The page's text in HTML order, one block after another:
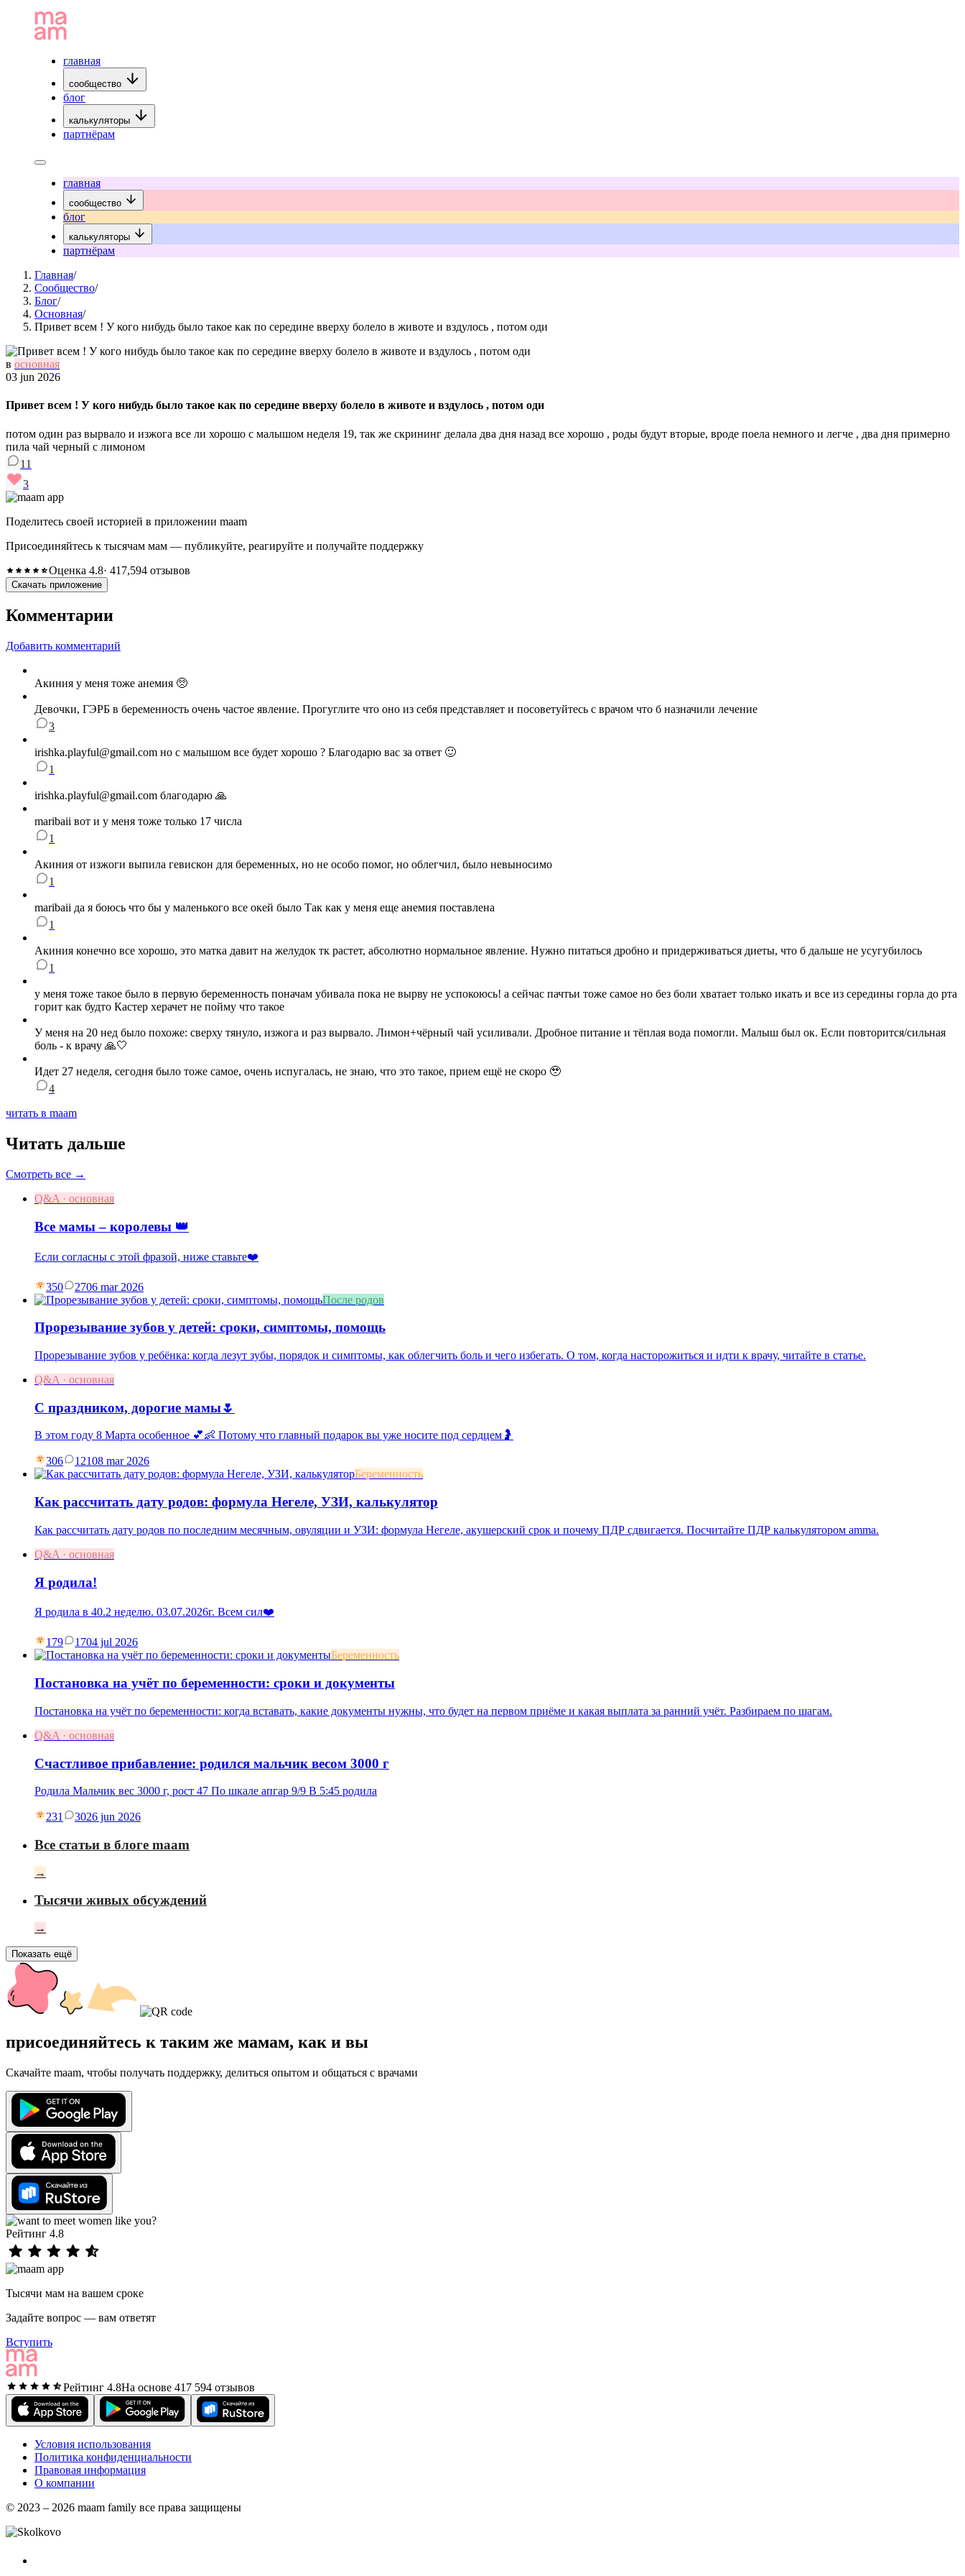
главная
сообщество
блог
калькуляторы
партнёрам
главная
сообщество
блог
калькуляторы
партнёрам
Главная/
Сообщество/
Блог/
Основная/
Привет всем ! У кого нибудь было такое как по середине вверху болело в животе и вздулось , потом оди
в основная
03 jun 2026
Привет всем ! У кого нибудь было такое как по середине вверху болело в животе и вздулось , потом оди
потом один раз вырвало и изжога все ли хорошо с малышом неделя 19, так же скрининг делала два дня назад все хорошо , роды будут вторые, вроде поела немного и легче , два дня примерно
пила чай черный с лимоном
11
3
Поделитесь своей историей в приложении maam
Присоединяйтесь к тысячам мам — публикуйте, реагируйте и получайте поддержку
Оценка 4.8· 417,594 отзывов
Скачать приложение
Комментарии
Добавить комментарий
Акиния у меня тоже анемия 🥺
Девочки, ГЭРБ в беременность очень частое явление. Прогуглите что оно из себя представляет и посоветуйтесь с врачом что б назначили лечение
3
irishka.playful@gmail.com но с малышом все будет хорошо ? Благодарю вас за ответ 🙂
1
irishka.playful@gmail.com благодарю 🙏
maribaii вот и у меня тоже только 17 числа
1
Акиния от изжоги выпила гевискон для беременных, но не особо помог, но облегчил, было невыносимо
1
maribaii да я боюсь что бы у маленького все окей было Так как у меня еще анемия поставлена
1
Акиния конечно все хорошо, это матка давит на желудок тк растет, абсолютно нормальное явление. Нужно питаться дробно и придерживаться диеты, что б дальше не усугубилось
1
у меня тоже такое было в первую беременность поначам убивала пока не вырву не успокоюсь! а сейчас пачтьи тоже самое но без боли хватает только икать и все из середины горла до рта
горит как будто Кастер херачет не пойму что такое
У меня на 20 нед было похоже: сверху тянуло, изжога и раз вырвало. Лимон+чёрный чай усиливали. Дробное питание и тёплая вода помогли. Малыш был ок. Если повторится/сильная
боль - к врачу 🙏🤍
Идет 27 неделя, сегодня было тоже самое, очень испугалась, не знаю, что это такое, прием ещё не скоро 🥹
4
читать в maam
Читать дальше
Смотреть все →
Q&A · основная
Все мамы – королевы 👑
Если согласны с этой фразой, ниже ставьте❤️
350 2706 mar 2026
После родов
Прорезывание зубов у детей: сроки, симптомы, помощь
Прорезывание зубов у ребёнка: когда лезут зубы, порядок и симптомы, как облегчить боль и чего избегать. О том, когда насторожиться и идти к врачу, читайте в статье.
Q&A · основная
С праздником, дорогие мамы🌷
В этом году 8 Марта особенное 💕👶 Потому что главный подарок вы уже носите под сердцем🤰
306 12108 mar 2026
Беременность
Как рассчитать дату родов: формула Негеле, УЗИ, калькулятор
Как рассчитать дату родов по последним месячным, овуляции и УЗИ: формула Негеле, акушерский срок и почему ПДР сдвигается. Посчитайте ПДР калькулятором amma.
Q&A · основная
Я родила!
Я родила в 40.2 неделю. 03.07.2026г. Всем сил❤️
179 1704 jul 2026
Беременность
Постановка на учёт по беременности: сроки и документы
Постановка на учёт по беременности: когда вставать, какие документы нужны, что будет на первом приёме и какая выплата за ранний учёт. Разбираем по шагам.
Q&A · основная
Счастливое прибавление: родился мальчик весом 3000 г
Родила Мальчик вес 3000 г, рост 47 По шкале апгар 9/9 В 5:45 родила
231 3026 jun 2026
Все статьи в блоге maam
→
Тысячи живых обсуждений
→
Показать ещё
присоединяйтесь к таким же мамам, как и вы
Скачайте maam, чтобы получать поддержку, делиться опытом и общаться с врачами
Рейтинг 4.8
Тысячи мам на вашем сроке
Задайте вопрос — вам ответят
Вступить
Рейтинг 4.8На основе 417 594 отзывов
Условия использования
Политика конфиденциальности
Правовая информация
О компании
© 2023 – 2026 maam family все права защищены